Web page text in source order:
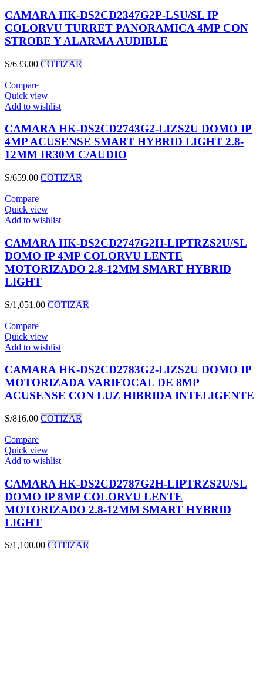
CAMARA HK-DS2CD2347G2P-LSU/SL IP
COLORVU TURRET PANORAMICA 4MP CON
STROBE Y ALARMA AUDIBLE
S/633.00 COTIZAR
Compare
Quick view
Add to wishlist
CAMARA HK-DS2CD2743G2-LIZS2U DOMO IP
4MP ACUSENSE SMART HYBRID LIGHT 2.8-
12MM IR30M C/AUDIO
S/659.00 COTIZAR
Compare
Quick view
Add to wishlist
CAMARA HK-DS2CD2747G2H-LIPTRZS2U/SL
DOMO IP 4MP COLORVU LENTE
MOTORIZADO 2.8-12MM SMART HYBRID
LIGHT
S/1,051.00 COTIZAR
Compare
Quick view
Add to wishlist
CAMARA HK-DS2CD2783G2-LIZS2U DOMO IP
MOTORIZADA VARIFOCAL DE 8MP
ACUSENSE CON LUZ HIBRIDA INTELIGENTE
S/816.00 COTIZAR
Compare
Quick view
Add to wishlist
CAMARA HK-DS2CD2787G2H-LIPTRZS2U/SL
DOMO IP 8MP COLORVU LENTE
MOTORIZADO 2.8-12MM SMART HYBRID
LIGHT
S/1,100.00 COTIZAR